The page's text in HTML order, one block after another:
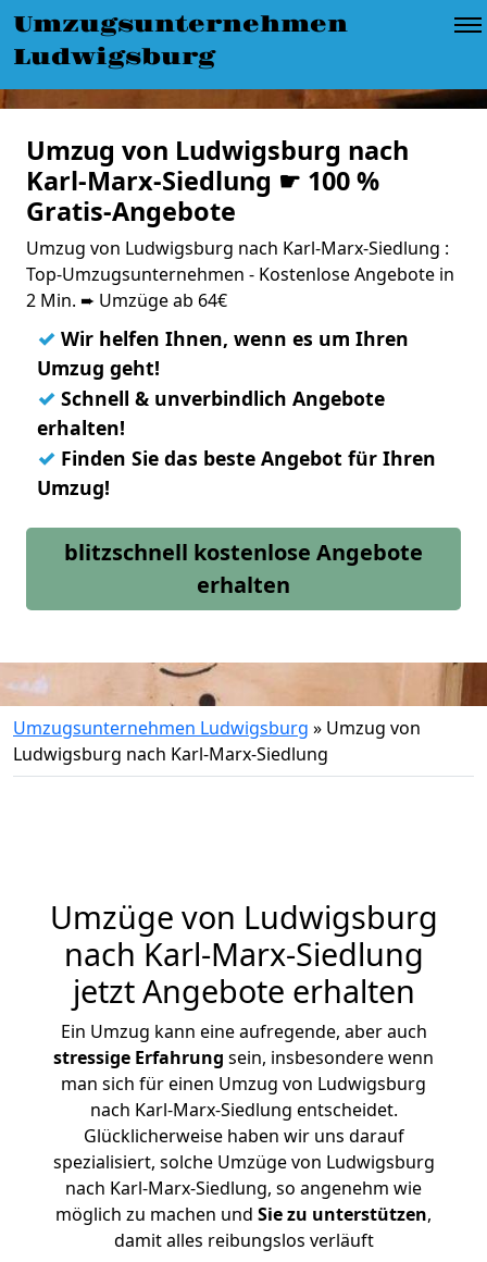
Umzugsunternehmen
Ludwigsburg
Umzug von Ludwigsburg nach
Karl-Marx-Siedlung ☛ 100 %
Gratis-Angebote
Umzug von Ludwigsburg nach Karl-Marx-Siedlung :
Top-Umzugsunternehmen - Kostenlose Angebote in
2 Min. ➨ Umzüge ab 64€
✓ Wir helfen Ihnen, wenn es um Ihren
Umzug geht!
✓ Schnell & unverbindlich Angebote
erhalten!
✓ Finden Sie das beste Angebot für Ihren
Umzug!
blitzschnell kostenlose Angebote
erhalten
Umzugsunternehmen Ludwigsburg » Umzug von
Ludwigsburg nach Karl-Marx-Siedlung
Umzüge von Ludwigsburg
nach Karl-Marx-Siedlung
jetzt Angebote erhalten
Ein Umzug kann eine aufregende, aber auch
stressige Erfahrung sein, insbesondere wenn
man sich für einen Umzug von Ludwigsburg
nach Karl-Marx-Siedlung entscheidet.
Glücklicherweise haben wir uns darauf
spezialisiert, solche Umzüge von Ludwigsburg
nach Karl-Marx-Siedlung, so angenehm wie
möglich zu machen und Sie zu unterstützen,
damit alles reibungslos verläuft